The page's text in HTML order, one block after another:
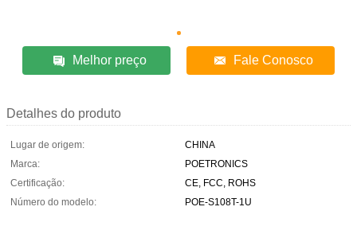
Melhor preço Fale Conosco
Detalhes do produto
Lugar de origem:
CHINA
Marca:
POETRONICS
Certificação:
CE, FCC, ROHS
Número do modelo:
POE-S108T-1U